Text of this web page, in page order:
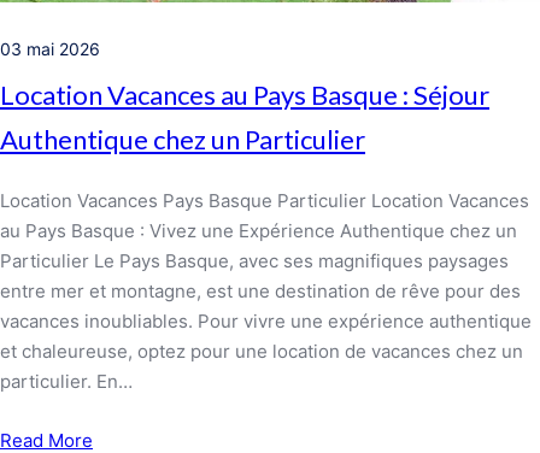
03 mai 2026
Location Vacances au Pays Basque : Séjour
Authentique chez un Particulier
Location Vacances Pays Basque Particulier Location Vacances
au Pays Basque : Vivez une Expérience Authentique chez un
Particulier Le Pays Basque, avec ses magnifiques paysages
entre mer et montagne, est une destination de rêve pour des
vacances inoubliables. Pour vivre une expérience authentique
et chaleureuse, optez pour une location de vacances chez un
particulier. En…
Read More